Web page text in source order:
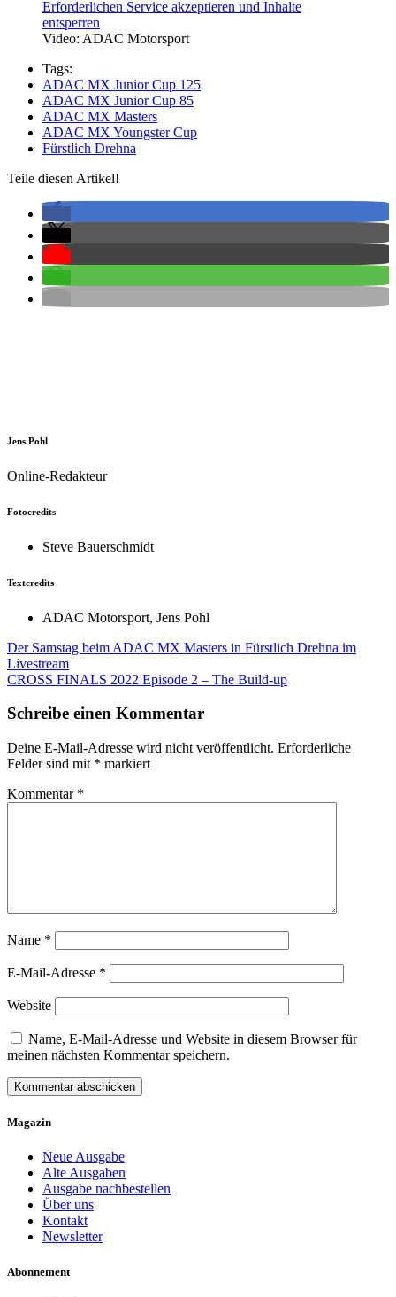
Erforderlichen Service akzeptieren und Inhalte
entsperren
Video: ADAC Motorsport
Tags:
ADAC MX Junior Cup 125
ADAC MX Junior Cup 85
ADAC MX Masters
ADAC MX Youngster Cup
Fürstlich Drehna
Teile diesen Artikel!
Jens Pohl
Online-Redakteur
Fotocredits
Steve Bauerschmidt
Textcredits
ADAC Motorsport, Jens Pohl
Beitragsnavigation
Der Samstag beim ADAC MX Masters in Fürstlich Drehna im
Livestream
CROSS FINALS 2022 Episode 2 – The Build-up
Schreibe einen Kommentar
Deine E-Mail-Adresse wird nicht veröffentlicht. Erforderliche
Felder sind mit * markiert
Kommentar *
Name *
E-Mail-Adresse *
Website
Name, E-Mail-Adresse und Website in diesem Browser für
meinen nächsten Kommentar speichern.
Magazin
Neue Ausgabe
Alte Ausgaben
Ausgabe nachbestellen
Über uns
Kontakt
Newsletter
Abonnement